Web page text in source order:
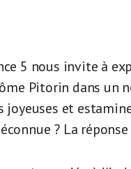
5 nous invite à
Pitorin dans un
joyeuses et
? La